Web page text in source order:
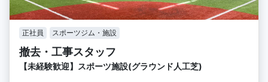
正社員 スポーツジム・施設
撤去・工事スタッフ
【未経験歓迎】スポーツ施設(グラウンド人工芝)